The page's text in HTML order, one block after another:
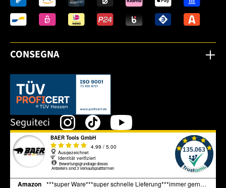
CONSEGNA
Dieser Link öffnet sich in einem neuen Tab.
Seguiteci